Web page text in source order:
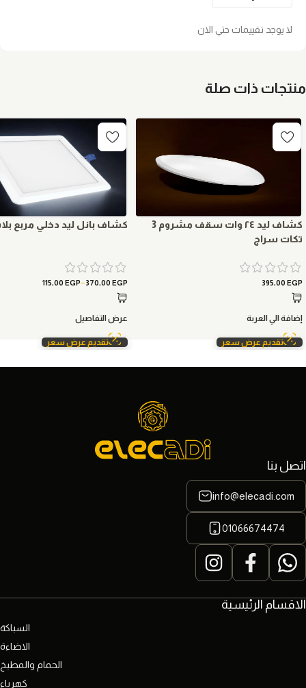
لا يوجد تقييمات حتي الان
منتجات ذات صلة
كشاف ليد ٢٤ وات سقف مشروم 3
تكات سراج
395,00 EGP
إضافة الي العربة
تقديم عرض سعر
كشاف بانل ليد دخلي مربع
115,00 EGP–370,00 EGP
عرض التفاصيل
تقديم عرض سعر
الاقسام الرئيسية
السباكة
الاضاءة
الحمام والمطبخ
كهرباء
اتصل بنا
info@elecadi.com
01066674474